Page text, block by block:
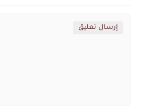
إرسال تعليق